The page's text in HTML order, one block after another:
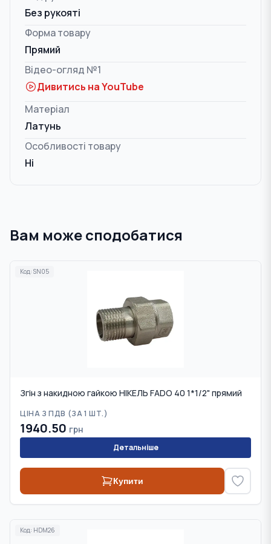
Без рукояті
Форма товару
Прямий
Відео-огляд №1
Дивитись на YouTube
Матеріал
Латунь
Особливості товару
Ні
Вам може сподобатися
Код: SN05
Згін з накидною гайкою НІКЕЛЬ FADO 40 1*1/2" прямий
ЦІНА З ПДВ (ЗА 1 ШТ.)
1940.50 грн
Детальніше
Купити
Код: HDM26